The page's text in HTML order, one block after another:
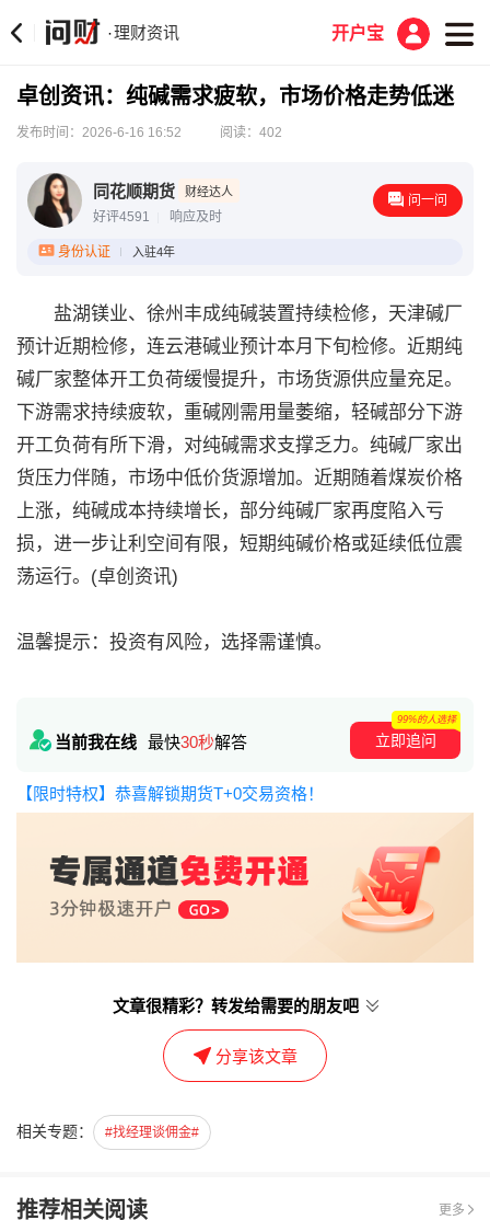
·理财资讯 开户宝
卓创资讯：纯碱需求疲软，市场价格走势低迷
发布时间：2026-6-16 16:52 阅读：402
同花顺期货 财经达人
好评4591 响应及时
问一问
身份认证 入驻4年
盐湖镁业、徐州丰成纯碱装置持续检修，天津碱厂
预计近期检修，连云港碱业预计本月下旬检修。近期纯
碱厂家整体开工负荷缓慢提升，市场货源供应量充足。
下游需求持续疲软，重碱刚需用量萎缩，轻碱部分下游
开工负荷有所下滑，对纯碱需求支撑乏力。纯碱厂家出
货压力伴随，市场中低价货源增加。近期随着煤炭价格
上涨，纯碱成本持续增长，部分纯碱厂家再度陷入亏
损，进一步让利空间有限，短期纯碱价格或延续低位震
荡运行。(卓创资讯)
温馨提示：投资有风险，选择需谨慎。
当前我在线 最快30秒解答 立即追问
99%的人选择
【限时特权】恭喜解锁期货T+0交易资格！
文章很精彩？转发给需要的朋友吧
分享该文章
相关专题： #找经理谈佣金#
推荐相关阅读 更多